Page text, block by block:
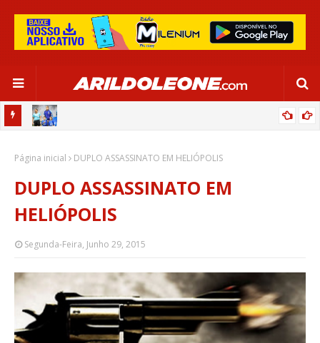
SALVADOR
Página inicial DUPLO ASSASSINATO EM HELIÓPOLIS
DUPLO ASSASSINATO EM
HELIÓPOLIS
Segunda-Feira, Junho 29, 2015